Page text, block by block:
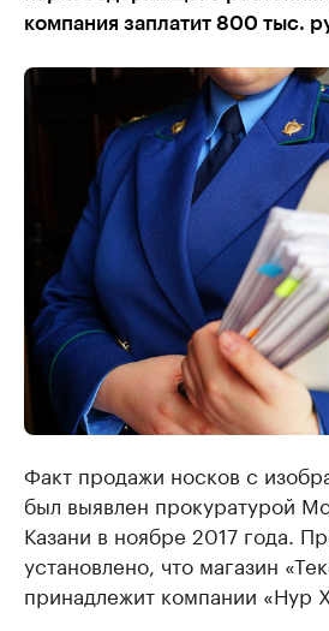
компания заплатит 800 тыс.
Факт продажи носков с
был выявлен прокуратурой
Казани в ноябре 2017 года.
установлено, что магазин
принадлежит компании «Нур